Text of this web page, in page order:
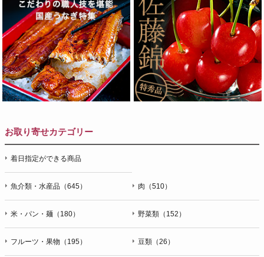
お取り寄せカテゴリー
着日指定ができる商品
魚介類・水産品（645） 肉（510）
米・パン・麺（180） 野菜類（152）
フルーツ・果物（195） 豆類（26）